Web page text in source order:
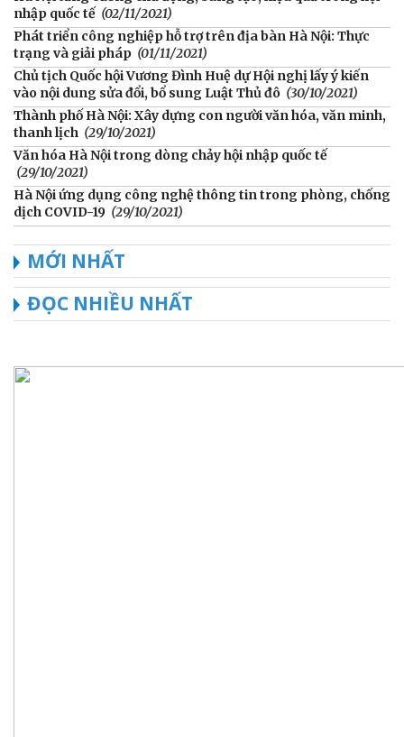
nhập quốc tế (02/11/2021)
Phát triển công nghiệp hỗ trợ trên địa bàn Hà Nội: Thực
trạng và giải pháp (01/11/2021)
Chủ tịch Quốc hội Vương Đình Huệ dự Hội nghị lấy ý kiến
vào nội dung sửa đổi, bổ sung Luật Thủ đô (30/10/2021)
Thành phố Hà Nội: Xây dựng con người văn hóa, văn minh,
thanh lịch (29/10/2021)
Văn hóa Hà Nội trong dòng chảy hội nhập quốc tế
(29/10/2021)
Hà Nội ứng dụng công nghệ thông tin trong phòng, chống
dịch COVID-19 (29/10/2021)
MỚI NHẤT
ĐỌC NHIỀU NHẤT